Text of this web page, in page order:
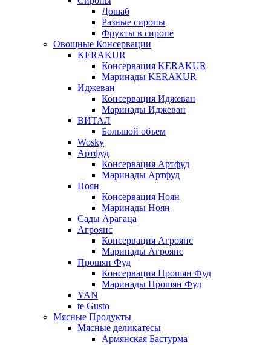
Дошаб
Разные сиропы
Фрукты в сиропе
Овощные Консервации
KERAKUR
Консервация KERAKUR
Маринады KERAKUR
Иджеван
Консервация Иджеван
Маринады Иджеван
ВИТАЛ
Большой объем
Wosky
Артфуд
Консервация Артфуд
Маринады Артфуд
Ноян
Консервация Ноян
Маринады Ноян
Сады Арагаца
Агроянс
Консервация Агроянс
Маринады Агроянс
Прошян Фуд
Консервация Прошян Фуд
Маринады Прошян Фуд
YAN
te Gusto
Мясные Продукты
Мясные деликатесы
Армянская Бастурма